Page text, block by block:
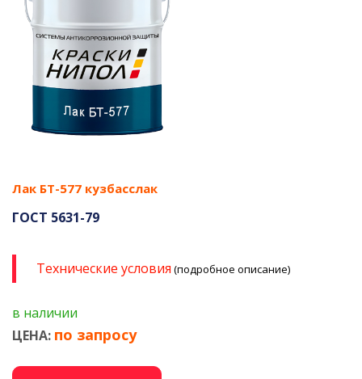
Лак БТ-577 кузбасслак
ГОСТ 5631-79
Технические условия (подробное описание)
в наличии
ЦЕНА: по запросу